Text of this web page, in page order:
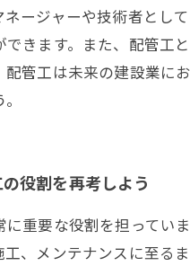
ージャーや技術者とし
きます。また、配管工
管工は未来の建設業に
役割を再考しよう
重要な役割を担ってい
、メンテナンスに至る